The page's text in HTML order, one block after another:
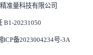
准量科技有限公司
B1-20231050
ICP备2023004234号-3A